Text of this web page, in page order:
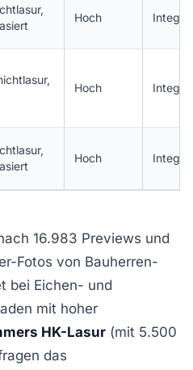
Hoch
Hoch
Hoch
16.983 Previews und
Fotos von Bauherren-
bei Eichen- und
mit hoher
HK-Lasur (mit 5.500
das